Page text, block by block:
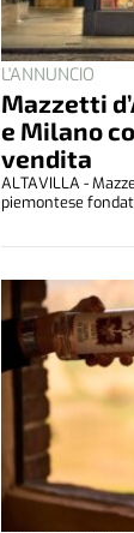
L'ANNUNCIO
Mazzetti
e Milano
vendita
ALTAVILLA -
piemontese